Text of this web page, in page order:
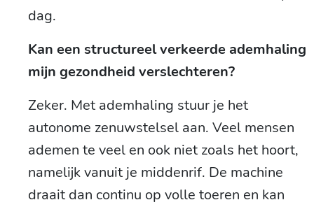
dag.
Kan een structureel verkeerde ademhaling
mijn gezondheid verslechteren?
Zeker. Met ademhaling stuur je het
autonome zenuwstelsel aan. Veel mensen
ademen te veel en ook niet zoals het hoort,
namelijk vanuit je middenrif. De machine
draait dan continu op volle toeren en kan